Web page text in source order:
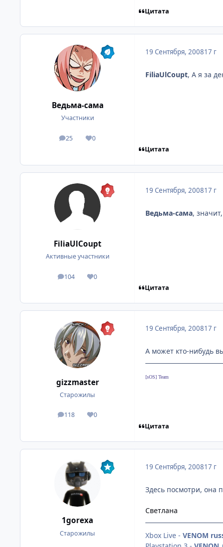
Цитата
Ведьма-сама
Участники
25
посты 0
Репутация
19 Сентября, 200817 г
FiliaUlCoupt, А я за
Цитата
FiliaUlCoupt
Активные участники
104
посты 0
Репутация
19 Сентября, 200817 г
Ведьма-сама,
Цитата
gizzmaster
Старожилы
118
посты 0
Репутация
19 Сентября, 200817 г
А может кто-нибудь
[sOS] Team
Цитата
1gorexa
Старожилы
19 Сентября, 200817 г
Здесь посмотри, она
Светлана
Xbox Live - VENOM